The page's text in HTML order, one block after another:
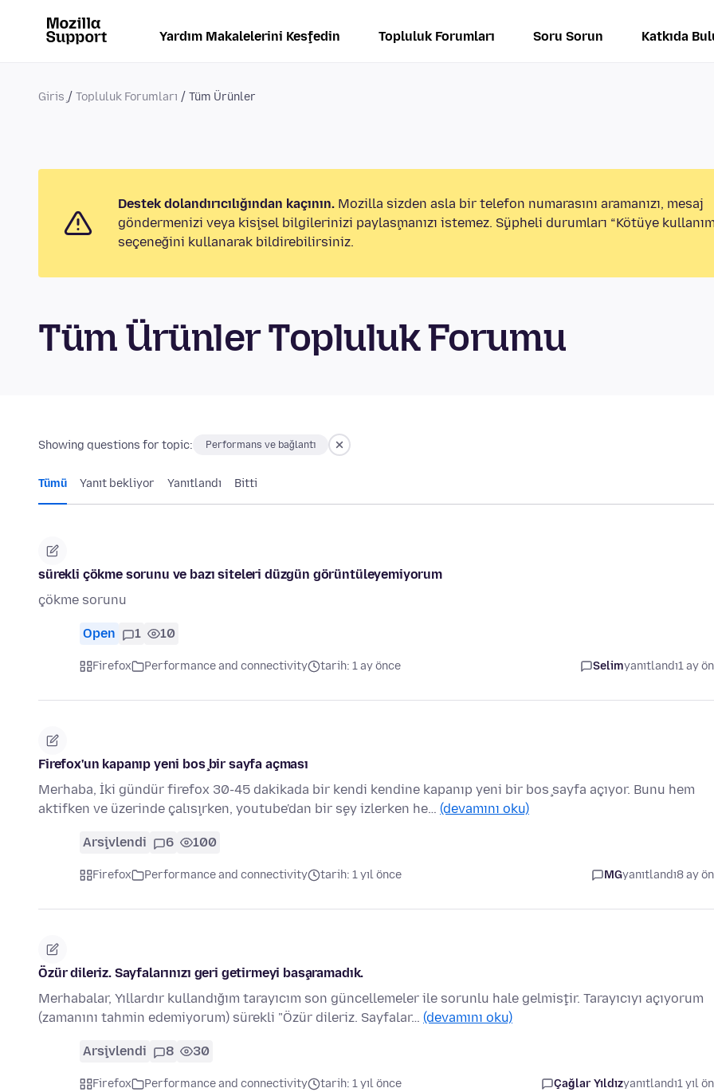
Yardım Makalelerini Keşfedin Topluluk Forumları Soru Sorun Katkıda
Giriş Topluluk Forumları Tüm Ürünler
Destek dolandırıcılığından kaçının. Mozilla sizden asla bir telefon numarasını aramanızı, mesaj
göndermenizi veya kişisel bilgilerinizi paylaşmanızı istemez. Şüpheli durumları “Kötüye
seçeneğini kullanarak bildirebilirsiniz.
Tüm Ürünler Topluluk Forumu
Showing questions for topic: Performans ve bağlantı
Tümü Yanıt bekliyor Yanıtlandı Bitti
sürekli çökme sorunu ve bazı siteleri düzgün görüntüleyemiyorum
çökme sorunu
Open 1 10
Firefox Performance and connectivity tarih: 1 ay önce Selimyanıtlandı1 ay
Firefox'un kapanıp yeni boş bir sayfa açması
Merhaba, İki gündür firefox 30-45 dakikada bir kendi kendine kapanıp yeni bir boş sayfa açıyor. Bunu hem
aktifken ve üzerinde çalışırken, youtube'dan bir şey izlerken he… (devamını oku)
Arşivlendi 6 100
Firefox Performance and connectivity tarih: 1 yıl önce MGyanıtlandı8 ay
Özür dileriz. Sayfalarınızı geri getirmeyi başaramadık.
Merhabalar, Yıllardır kullandığım tarayıcım son güncellemeler ile sorunlu hale gelmiştir. Tarayıcıyı açıyorum
(zamanını tahmin edemiyorum) sürekli "Özür dileriz. Sayfalar… (devamını oku)
Arşivlendi 8 30
Firefox Performance and connectivity tarih: 1 yıl önce Çağlar Yıldızyanıtlandı1 yıl